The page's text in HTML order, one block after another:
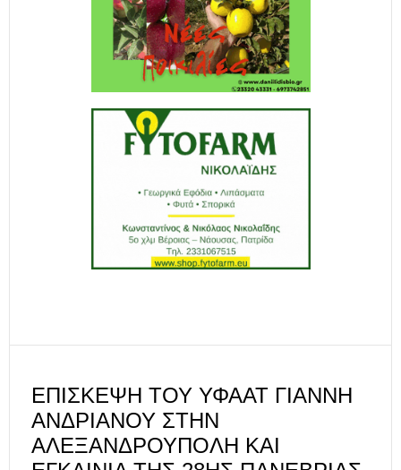
ΕΠΊΣΚΕΨΗ ΤΟΥ ΥΦΑΑΤ ΓΙΆΝΝΗ
ΑΝΔΡΙΑΝΟΎ ΣΤΗΝ
ΑΛΕΞΑΝΔΡΟΎΠΟΛΗ ΚΑΙ